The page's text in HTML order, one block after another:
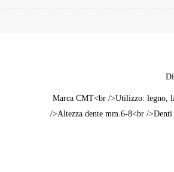
Marca CMT<br />Utilizzo: legno,
/>Altezza dente mm.6-8<br /